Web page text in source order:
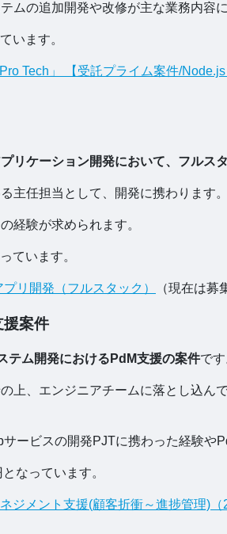
ムの追加開発や改修が主な業務内容に
います。
Tech」 【受託プライム案件/
リケーション開発において、フルス
主任担当として、開発に携わります。
経験が求められます。
ています。
リ開発（フルスタック） （現在は募
援案件
テム開発におけるPdM支援の案件です
上、エンジニアチームに落とし込
ービスの開発PJTに携わった経験や
なっています。
ジメント支援(顧客折衝～進捗管理)（